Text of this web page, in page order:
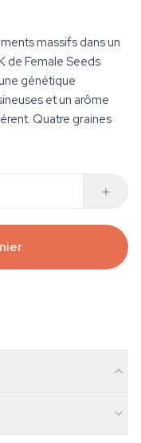
massifs dans un
de Female Seeds
génétique
et un arôme
Quatre graines